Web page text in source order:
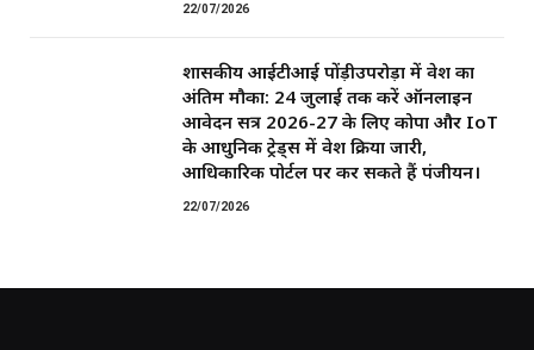
22/07/2026
शासकीय आईटीआई पोंड़ीउपरोड़ा में प्रवेश का
अंतिम मौका: 24 जुलाई तक करें ऑनलाइन
आवेदन सत्र 2026-27 के लिए कोपा और IoT
के आधुनिक ट्रेड्स में प्रवेश प्रक्रिया जारी,
आधिकारिक पोर्टल पर कर सकते हैं पंजीयन।
22/07/2026